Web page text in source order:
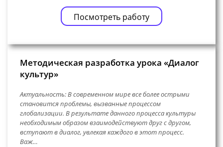
Посмотреть работу
Методическая разработка урока «Диалог
культур»
Актуальность: В современном мире все более острыми
становится проблемы, вызванные процессом
глобализации. В результате данного процесса культуры
необходимым образом взаимодействуют друг с другом,
вступают в диалог, увлекая каждого в этот процесс.
Важ…